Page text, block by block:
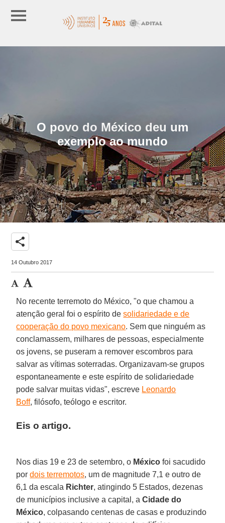
O povo do México deu um
exemplo ao mundo
share
14 Outubro 2017
No recente terremoto do México, "o que chamou a
atenção geral foi o espírito desolidariedade e de
cooperação do povo mexicano. Sem que ninguém as
conclamassem, milhares de pessoas, especialmente
os jovens, se puseram a remover escombros para
salvar as vítimas soterradas. Organizavam-se grupos
espontaneamente e este espírito de solidariedade
pode salvar muitas vidas", escreve Leonardo
Boff, filósofo, teólogo e escritor.
Eis o artigo.
Nos dias 19 e 23 de setembro, o México foi sacudido
pordois terremotos, um de magnitude 7,1 e outro de
6,1 da escala Richter, atingindo 5 Estados, dezenas
de municípios inclusive a capital, aCidade do
México, colpasando centenas de casas e produzindo